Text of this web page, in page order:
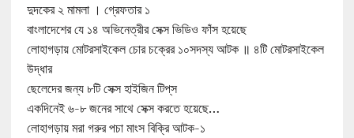
দুদকের ২ মামলা । গ্রেফতার ১
বাংলাদেশের যে ১৪ অভিনেত্রীর সেক্স ভিডিও ফাঁস হয়েছে
লোহাগড়ায় মোটরসাইকেল চোর চক্রের ১০সদস্য আটক ॥ ৪টি মোটরসাইকেল
উদ্ধার
ছেলেদের জন্য ৮টি সেক্স হাইজিন টিপ্‌স
একদিনেই ৬-৮ জনের সাথে সেক্স করতে হয়েছে…
লোহাগড়ায় মরা গরুর পচা মাংস বিক্রি আটক-১